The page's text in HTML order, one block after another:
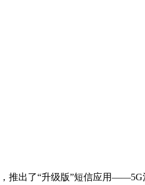
推出了“升级版”短信应用——5G